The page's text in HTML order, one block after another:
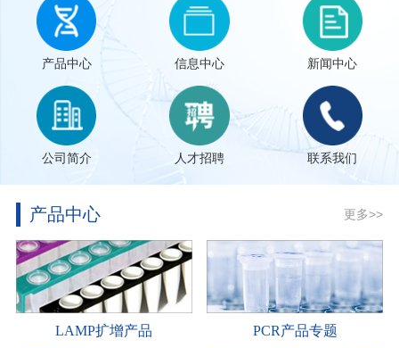
产品中心 信息中心 新闻中心
公司简介 人才招聘 联系我们
产品中心 更多>>
LAMP扩增产品 PCR产品专题